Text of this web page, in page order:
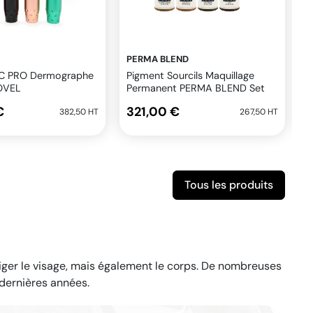
PRO Dermographe
382,50 HT
PERMA BLEND
Pigment Sourcils Maquillage
Permanent PERMA BLEND Set
321,00 € 267,50 HT
Tous les produits
le visage, mais également le corps. De nombreuses
années.